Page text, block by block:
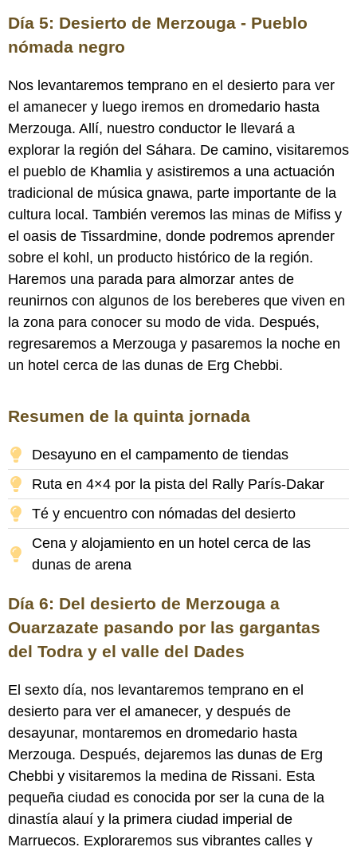
Día 5: Desierto de Merzouga - Pueblo
nómada negro
Nos levantaremos temprano en el desierto para ver
el amanecer y luego iremos en dromedario hasta
Merzouga. Allí, nuestro conductor le llevará a
explorar la región del Sáhara. De camino, visitaremos
el pueblo de Khamlia y asistiremos a una actuación
tradicional de música gnawa, parte importante de la
cultura local. También veremos las minas de Mifiss y
el oasis de Tissardmine, donde podremos aprender
sobre el kohl, un producto histórico de la región.
Haremos una parada para almorzar antes de
reunirnos con algunos de los bereberes que viven en
la zona para conocer su modo de vida. Después,
regresaremos a Merzouga y pasaremos la noche en
un hotel cerca de las dunas de Erg Chebbi.
Resumen de la quinta jornada
Desayuno en el campamento de tiendas
Ruta en 4×4 por la pista del Rally París-Dakar
Té y encuentro con nómadas del desierto
Cena y alojamiento en un hotel cerca de las
dunas de arena
Día 6: Del desierto de Merzouga a
Ouarzazate pasando por las gargantas
del Todra y el valle del Dades
El sexto día, nos levantaremos temprano en el
desierto para ver el amanecer, y después de
desayunar, montaremos en dromedario hasta
Merzouga. Después, dejaremos las dunas de Erg
Chebbi y visitaremos la medina de Rissani. Esta
pequeña ciudad es conocida por ser la cuna de la
dinastía alauí y la primera ciudad imperial de
Marruecos. Exploraremos sus vibrantes calles y